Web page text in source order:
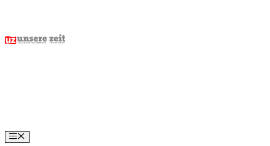
content
Menu